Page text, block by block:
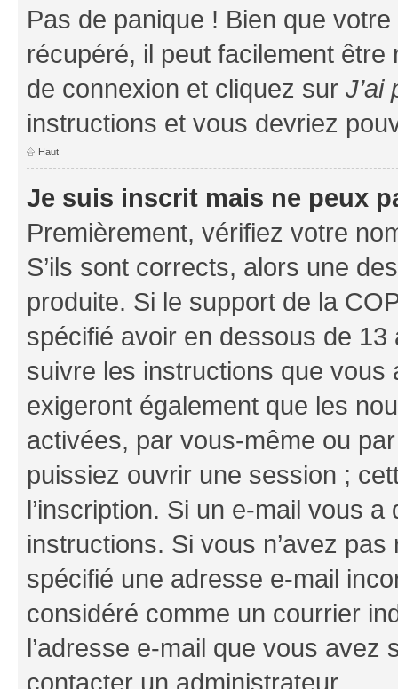
Pas de panique ! Bien que
récupéré, il peut facilement
de connexion et cliquez sur J’ai
instructions et vous devriez
Haut
Je suis inscrit mais ne peux
Premièrement, vérifiez votre
S’ils sont corrects, alors une
produite. Si le support de la
spécifié avoir en dessous de 13
suivre les instructions que
exigeront également que les
activées, par vous-même ou
puissiez ouvrir une session ;
l’inscription. Si un e-mail vous
instructions. Si vous n’avez
spécifié une adresse e-mail
considéré comme un courrier
l’adresse e-mail que vous
contacter un administrateur.